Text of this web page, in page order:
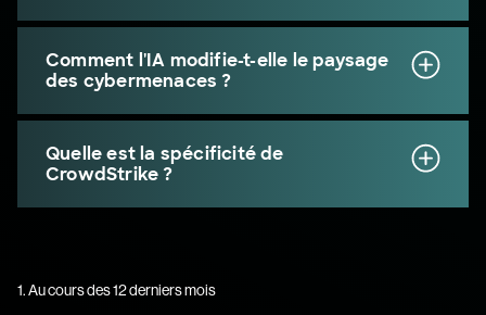
Comment l'IA modifie-t-elle le paysage
des cybermenaces ?
Quelle est la spécificité de
CrowdStrike ?
1. Au cours des 12 derniers mois